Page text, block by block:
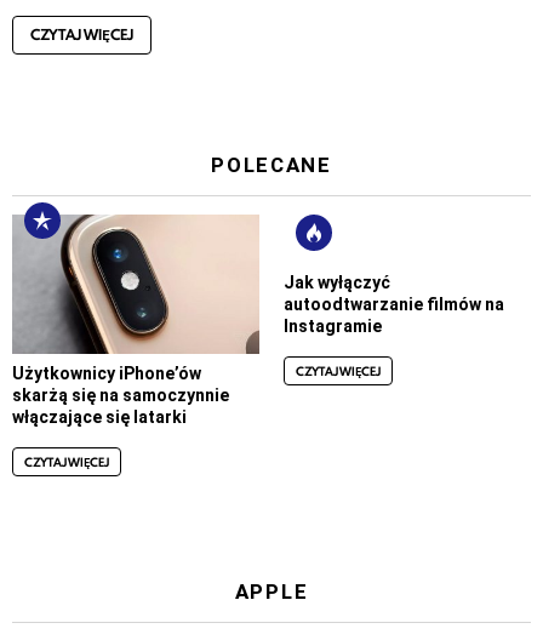
CZYTAJ WIĘCEJ
POLECANE
Użytkownicy iPhone’ów
skarżą się na samoczynnie
włączające się latarki
CZYTAJ WIĘCEJ
Jak wyłączyć
autoodtwarzanie filmów na
Instagramie
CZYTAJ WIĘCEJ
APPLE